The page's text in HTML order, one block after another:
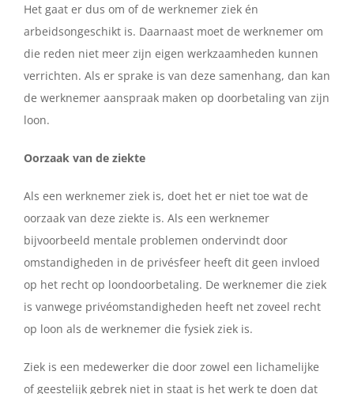
Het gaat er dus om of de werknemer ziek én
arbeidsongeschikt is. Daarnaast moet de werknemer om
die reden niet meer zijn eigen werkzaamheden kunnen
verrichten. Als er sprake is van deze samenhang, dan kan
de werknemer aanspraak maken op doorbetaling van zijn
loon.
Oorzaak van de ziekte
Als een werknemer ziek is, doet het er niet toe wat de
oorzaak van deze ziekte is. Als een werknemer
bijvoorbeeld mentale problemen ondervindt door
omstandigheden in de privésfeer heeft dit geen invloed
op het recht op loondoorbetaling. De werknemer die ziek
is vanwege privéomstandigheden heeft net zoveel recht
op loon als de werknemer die fysiek ziek is.
Ziek is een medewerker die door zowel een lichamelijke
of geestelijk gebrek niet in staat is het werk te doen dat